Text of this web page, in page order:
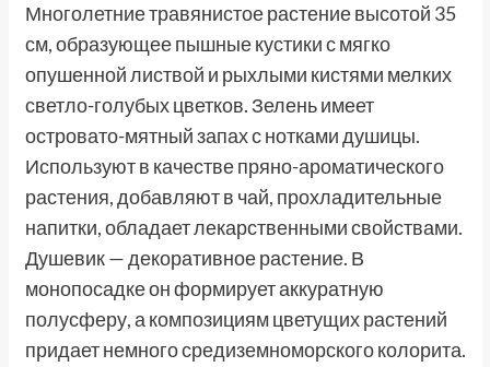
Многолетние травянистое растение высотой 35
см, образующее пышные кустики с мягко
опушенной листвой и рыхлыми кистями мелких
светло-голубых цветков. Зелень имеет
островато-мятный запах с нотками душицы.
Используют в качестве пряно-ароматического
растения, добавляют в чай, прохладительные
напитки, обладает лекарственными свойствами.
Душевик — декоративное растение. В
монопосадке он формирует аккуратную
полусферу, а композициям цветущих растений
придает немного средиземноморского колорита.